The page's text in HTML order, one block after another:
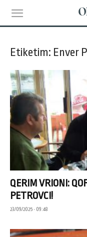
Etiketim: Enver
QERIM VRIONI:
PETROVCI!
23/09/2025 • 09:48